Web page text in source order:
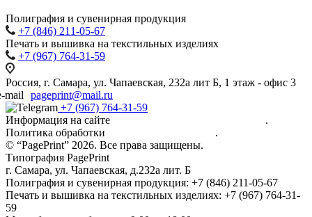
Полиграфия и сувенирная продукция
+7 (846) 211-05-67
Печать и вышивка на текстильных изделиях
+7 (967) 764-31-59
Россия, г. Самара, ул. Чапаевская, 232а лит Б, 1 этаж - офис 3
pageprint@mail.ru
+7 (967) 764-31-59
Информация на сайте
.
Политика обработки
.
© “PagePrint” 2026. Все права защищены.
Типография PagePrint
г. Самара, ул. Чапаевская, д.232а лит. Б
Полиграфия и сувенирная продукция: +7 (846) 211-05-67
Печать и вышивка на текстильных изделиях: +7 (967) 764-31-
59